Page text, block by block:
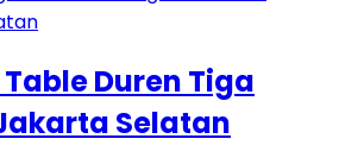
Duren Tiga
Selatan